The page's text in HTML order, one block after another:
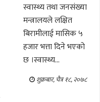
स्वास्थ्य तथा जनसंख्या
मन्त्रालयले लक्षित
बिरामीलाई मासिक ५
हजार भत्ता दिने भएको
छ ।स्वास्थ्य...
शुक्रबार, चैत्र १८, २०७८